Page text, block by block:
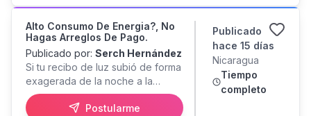
Alto Consumo De Energia?, No
Hagas Arreglos De Pago.
Publicado por: Serch Hernández
Si tu recibo de luz subió de forma
exagerada de la noche a la
mañana, lo peor que podés hacer
es firmar un arreglo de pago. Al
Postularme
Publicado
hace 15 días
Nicaragua
Tiempo
completo